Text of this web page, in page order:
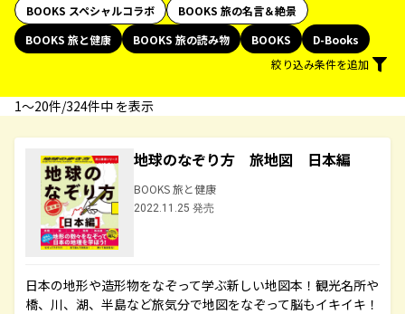
BOOKS スペシャルコラボ
BOOKS 旅の名言＆絶景
BOOKS 旅と健康
BOOKS 旅の読み物 BOOKS
D-Books
絞り込み条件を追加
1〜20件/324件中 を表示
地球のなぞり方 旅地図 日本編
BOOKS 旅と健康
2022.11.25 発売
日本の地形や造形物をなぞって学ぶ新しい地図本！観光名所や
橋、川、湖、半島など旅気分で地図をなぞって脳もイキイキ！